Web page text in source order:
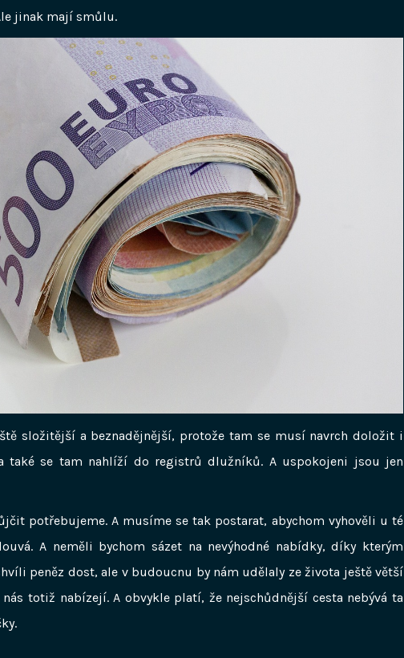
jinak mají smůlu.
složitější a beznadějnější, protože tam se musí navrch doložit i
také se tam nahlíží do registrů dlužníků. A uspokojeni jsou jen
potřebujeme. A musíme se tak postarat, abychom vyhověli u té
A neměli bychom sázet na nevýhodné nabídky, díky kterým
peněz dost, ale v budoucnu by nám udělaly ze života ještě větší
totiž nabízejí. A obvykle platí, že nejschůdnější cesta nebývá ta